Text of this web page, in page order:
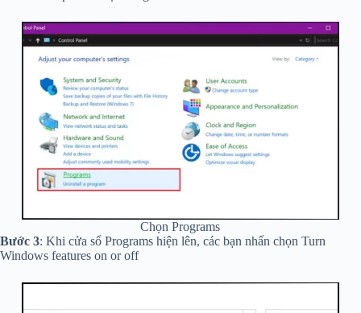
Chọn Programs
Bước 3: Khi cửa sổ Programs hiện lên, các bạn nhấn chọn Turn
Windows features on or off